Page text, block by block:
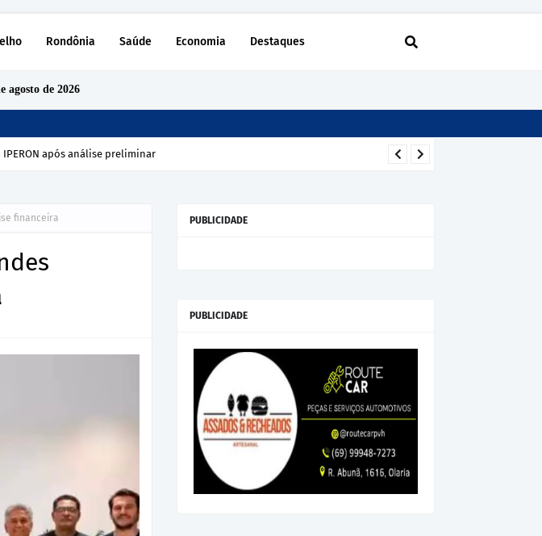
Rondônia Saúde Economia Destaques
agosto de 2026
após análise preliminar
financeira PUBLICIDADE
PUBLICIDADE